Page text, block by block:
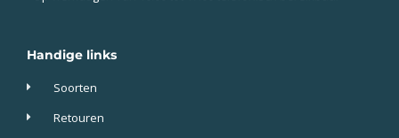
Handige links
Soorten
Retouren